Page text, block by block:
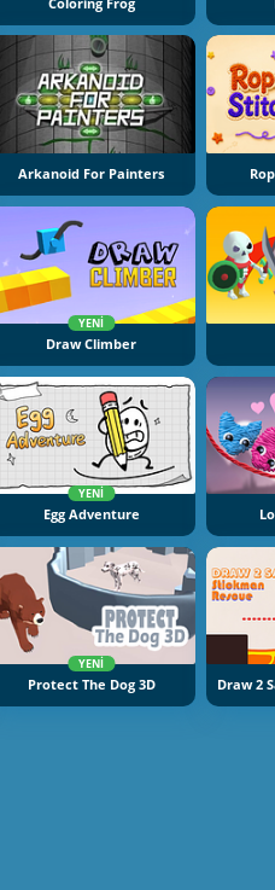
Arkanoid For Painters
YENI
Draw Climber
YENI
Egg Adventure
YENI
Protect The Dog 3D